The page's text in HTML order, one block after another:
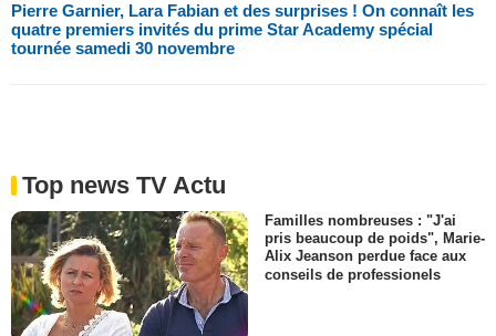
Pierre Garnier, Lara Fabian et des surprises ! On connaît les
quatre premiers invités du prime Star Academy spécial
tournée samedi 30 novembre
Top news TV Actu
Familles nombreuses : "J'ai
pris beaucoup de poids", Marie-
Alix Jeanson perdue face aux
conseils de professionels